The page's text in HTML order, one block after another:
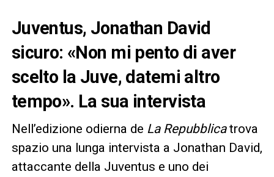
Juventus, Jonathan David
sicuro: «Non mi pento di aver
scelto la Juve, datemi altro
tempo». La sua intervista
Nell’edizione odierna de La Repubblicatrova
spazio una lunga intervista a Jonathan David,
attaccante della Juventus e uno dei